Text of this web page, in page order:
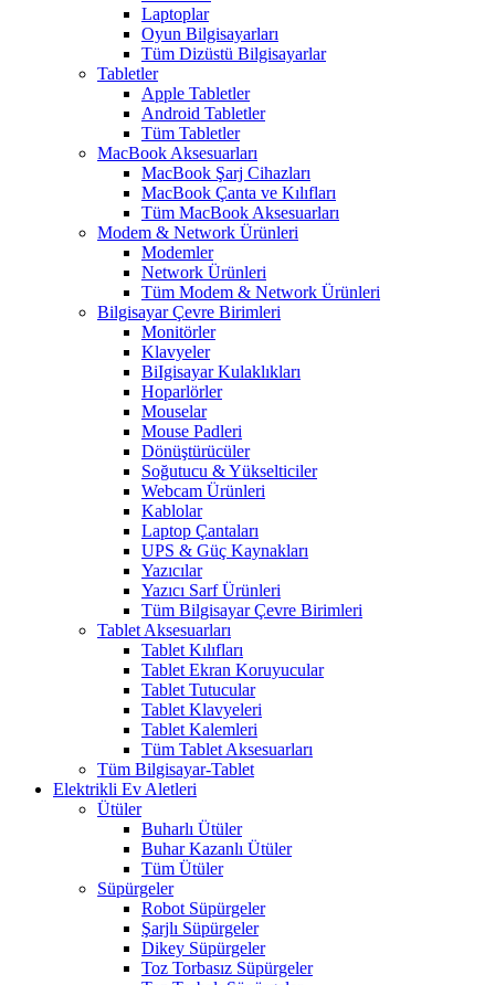
Laptoplar
Oyun Bilgisayarları
Tüm Dizüstü Bilgisayarlar
Tabletler
Apple Tabletler
Android Tabletler
Tüm Tabletler
MacBook Aksesuarları
MacBook Şarj Cihazları
MacBook Çanta ve Kılıfları
Tüm MacBook Aksesuarları
Modem & Network Ürünleri
Modemler
Network Ürünleri
Tüm Modem & Network Ürünleri
Bilgisayar Çevre Birimleri
Monitörler
Klavyeler
BiIgisayar Kulaklıkları
Hoparlörler
Mouselar
Mouse Padleri
Dönüştürücüler
Soğutucu & Yükselticiler
Webcam Ürünleri
Kablolar
Laptop Çantaları
UPS & Güç Kaynakları
Yazıcılar
Yazıcı Sarf Ürünleri
Tüm Bilgisayar Çevre Birimleri
Tablet Aksesuarları
Tablet Kılıfları
Tablet Ekran Koruyucular
Tablet Tutucular
Tablet Klavyeleri
Tablet Kalemleri
Tüm Tablet Aksesuarları
Tüm Bilgisayar-Tablet
Elektrikli Ev Aletleri
Ütüler
Buharlı Ütüler
Buhar Kazanlı Ütüler
Tüm Ütüler
Süpürgeler
Robot Süpürgeler
Şarjlı Süpürgeler
Dikey Süpürgeler
Toz Torbasız Süpürgeler